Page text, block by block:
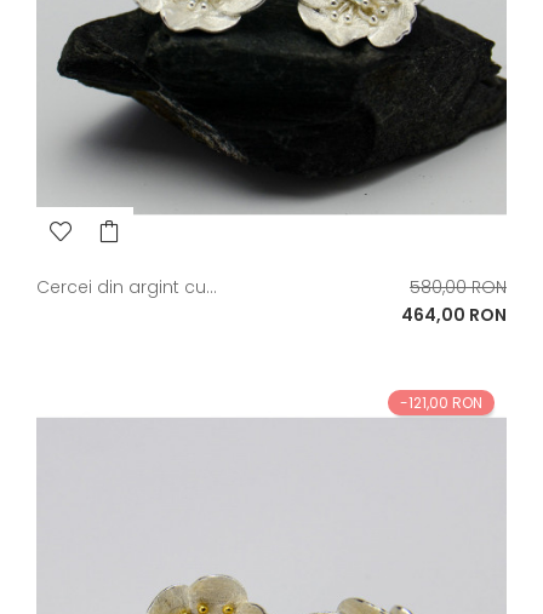
Cercei din argint cu...
Pret
de
580,00 RON
Pret
464,00 RON
-121,00 RON